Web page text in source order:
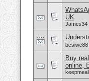
UK
James34
Buy
online,